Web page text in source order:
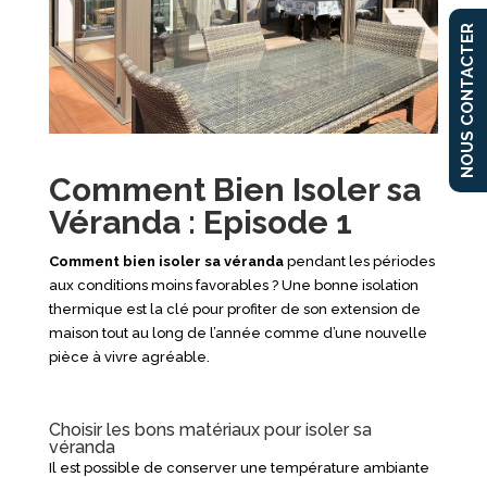
Comment Bien Isoler sa
Véranda : Episode 1
Comment bien isoler sa vérandapendant les périodes
aux conditions moins favorables ? Une bonne isolation
thermique est la clé pour profiter de son extension de
maison tout au long de l’année comme d’une nouvelle
pièce à vivre agréable.
Choisir les bons matériaux pour isoler sa
véranda
Il est possible de conserver une température ambiante
NOUS CONTACTER